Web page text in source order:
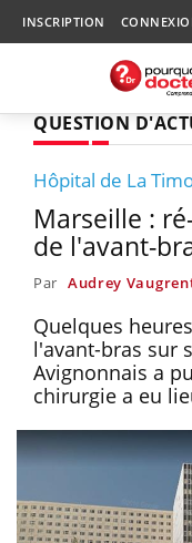
INSCRIPTION
QUESTION
Hôpital de La
Marseille :
de l'avant-
Par Audrey
Quelques
l'avant-bras sur
Avignonnais a
chirurgie a eu